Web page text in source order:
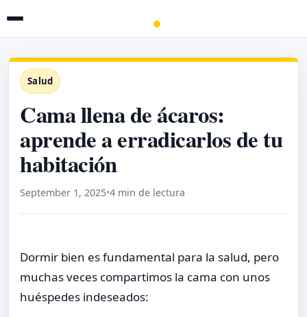
Salud
Cama llena de ácaros:
aprende a erradicarlos de tu
habitación
September 1, 2025•4 min de lectura
Dormir bien es fundamental para la salud, pero
muchas veces compartimos la cama con unos
huéspedes indeseados: